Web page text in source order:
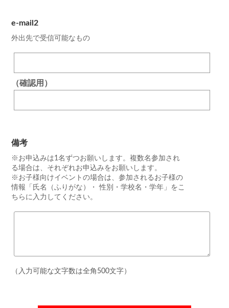
e-mail2
外出先で受信可能なもの
（確認用）
備考
※お申込みは1名ずつお願いします。複数名参加され
る場合は、それぞれお申込みをお願いします。
※お子様向けイベントの場合は、参加されるお子様の
情報「氏名（ふりがな）・ 性別・学校名・学年」をこ
ちらに入力してください。
（入力可能な文字数は全角500文字）